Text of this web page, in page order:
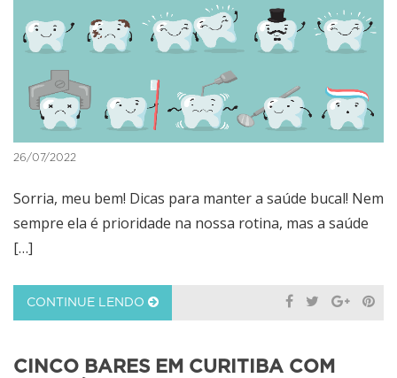
26/07/2022
Sorria, meu bem! Dicas para manter a saúde bucal! Nem
sempre ela é prioridade na nossa rotina, mas a saúde
[…]
CONTINUE LENDO
CINCO BARES EM CURITIBA COM